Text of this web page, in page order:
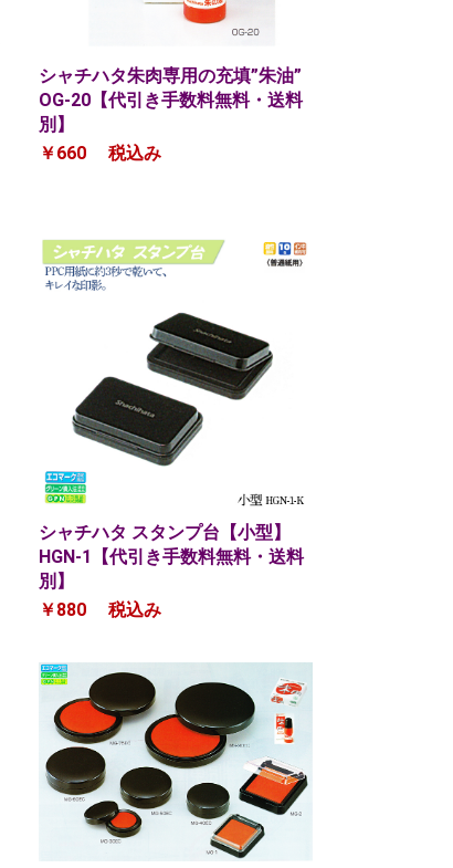
シャチハタ朱肉専用の充填”朱油”
OG-20【代引き手数料無料・送料
別】
￥660
税込み
シャチハタ スタンプ台【小型】
HGN-1【代引き手数料無料・送料
別】
￥880
税込み